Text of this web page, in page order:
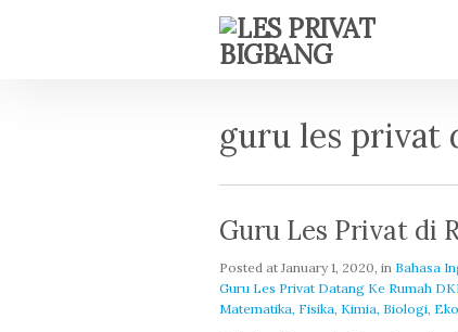
guru les privat
Guru Les Privat di
Posted atJanuary 1, 2020, in Bahasa
Guru Les Privat Datang Ke Rumah
Matematika, Fisika, Kimia, Biologi,